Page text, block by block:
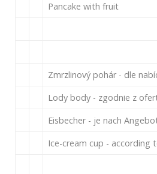
Pancake with fruit
Zmrzlinový pohár - dle
Lody body - zgodnie z
Eisbecher - je nach
Ice-cream cup - according